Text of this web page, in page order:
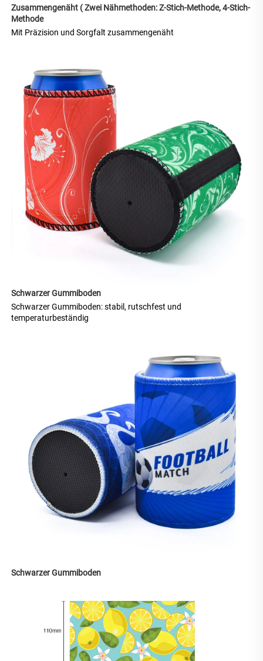
Zusammengenäht ( Zwei Nähmethoden: Z-Stich-Methode, 4-Stich-
Methode
Mit Präzision und Sorgfalt zusammengenäht
Schwarzer Gummiboden
Schwarzer Gummiboden: stabil, rutschfest und
temperaturbeständig
Schwarzer Gummiboden